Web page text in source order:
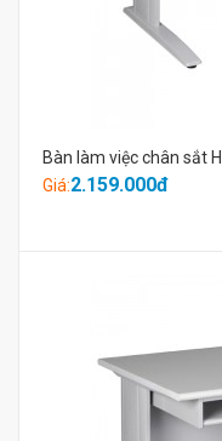
Bàn làm việc chân sắt
Giá:2.159.000đ